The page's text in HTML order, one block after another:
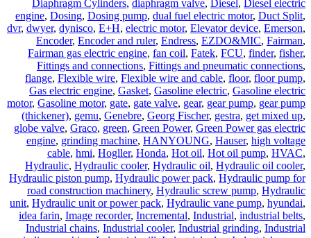
Diaphragm Cylinders, diaphragm valve, Diesel, Diesel electric
engine, Dosing, Dosing pump, dual fuel electric motor, Duct Split,
dvr, dwyer, dynisco, E+H, electric motor, Elevator device, Emerson,
Encoder, Encoder and ruler, Endress, EZDO&MIC, Fairman,
Fairman gas electric engine, fan coil, Fatek, FCU, finder, fisher,
Fittings and connections, Fittings and pneumatic connections,
flange, Flexible wire, Flexible wire and cable, floor, floor pump,
Gas electric engine, Gasket, Gasoline electric, Gasoline electric
motor, Gasoline motor, gate, gate valve, gear, gear pump, gear pump
(thickener), gemu, Genebre, Georg Fischer, gestra, get mixed up,
globe valve, Graco, green, Green Power, Green Power gas electric
engine, grinding machine, HANYOUNG, Hauser, high voltage
cable, hmi, Hogller, Honda, Hot oil, Hot oil pump, HVAC,
Hydraulic, Hydraulic cooler, Hydraulic oil, Hydraulic oil cooler,
Hydraulic piston pump, Hydraulic power pack, Hydraulic pump for
road construction machinery, Hydraulic screw pump, Hydraulic
unit, Hydraulic unit or power pack, Hydraulic vane pump, hyundai,
idea farin, Image recorder, Incremental, Industrial, industrial belts,
Industrial chains, Industrial cooler, Industrial grinding, Industrial